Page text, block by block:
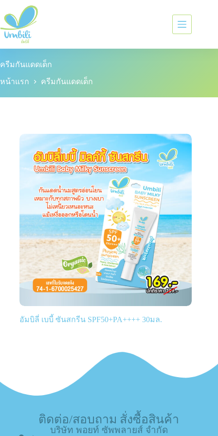
ครีมกันแดดเด็ก
หน้าแรก ครีมกันแดดเด็ก
อัมบิลี่ เบบี้ ซันสกรีน SPF50+PA++++ 30มล.
ติดต่อ/สอบถาม สั่งซื้อสินค้า
บริษัท พอยท์ ซัพพลายส์ จำกัด